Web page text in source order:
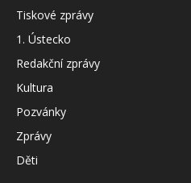
Tiskové zprávy
1. Ústecko
Redakční zprávy
Kultura
Pozvánky
Zprávy
Děti